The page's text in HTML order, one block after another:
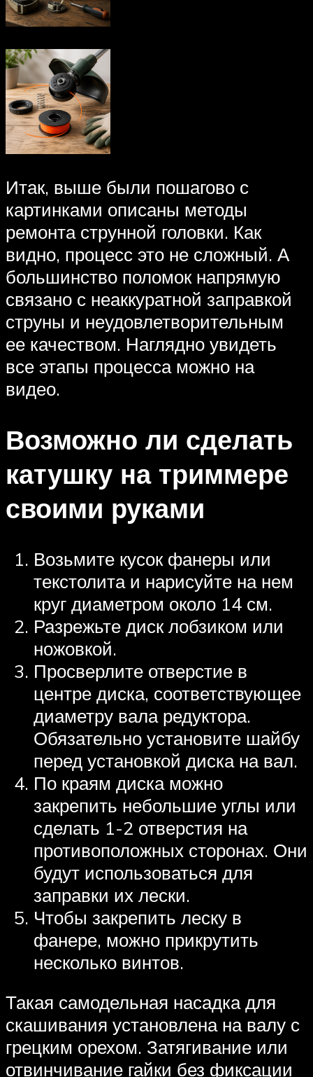
Итак, выше были пошагово с
картинками описаны методы
ремонта струнной головки. Как
видно, процесс это не сложный. А
большинство поломок напрямую
связано с неаккуратной заправкой
струны и неудовлетворительным
ее качеством. Наглядно увидеть
все этапы процесса можно на
видео.
Возможно ли сделать
катушку на триммере
своими руками
Возьмите кусок фанеры или
текстолита и нарисуйте на нем
круг диаметром около 14 см.
Разрежьте диск лобзиком или
ножовкой.
Просверлите отверстие в
центре диска, соответствующее
диаметру вала редуктора.
Обязательно установите шайбу
перед установкой диска на вал.
По краям диска можно
закрепить небольшие углы или
сделать 1-2 отверстия на
противоположных сторонах. Они
будут использоваться для
заправки их лески.
Чтобы закрепить леску в
фанере, можно прикрутить
несколько винтов.
Такая самодельная насадка для
скашивания установлена ​​на валу с
грецким орехом. Затягивание или
отвинчивание гайки без фиксации